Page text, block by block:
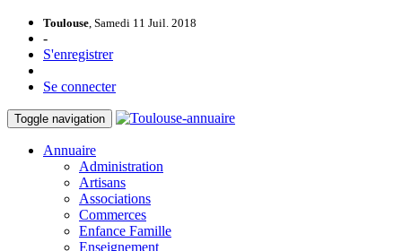
Toulouse, Samedi 11 Juil. 2018
-
S'enregistrer
Se connecter
Toggle navigation
Annuaire
Administration
Artisans
Associations
Commerces
Enfance Famille
Enseignement